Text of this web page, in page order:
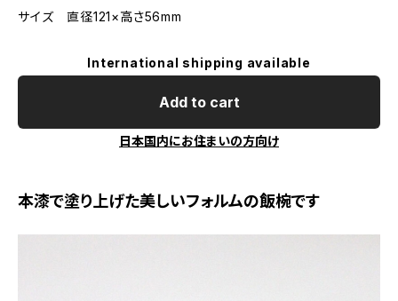
サイズ 直径121×高さ56mm
International shipping available
Add to cart
日本国内にお住まいの方向け
本漆で塗り上げた美しいフォルムの飯椀です